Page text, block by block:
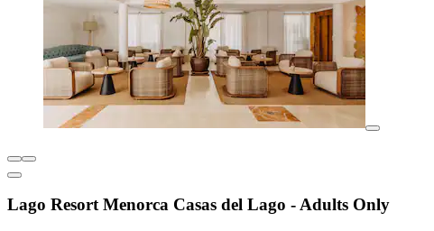
Lago Resort Menorca Casas del Lago - Adults Only